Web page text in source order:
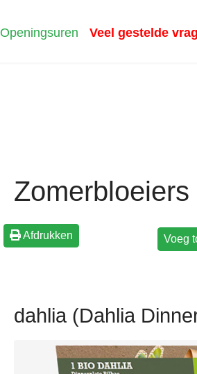
Openingsuren Veel gestelde
Afdrukken
dahlia (Dahlia